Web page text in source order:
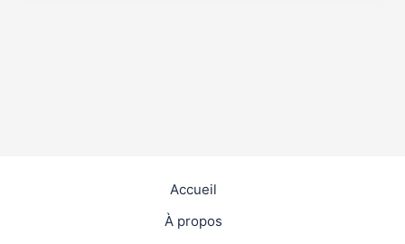
Accueil
À propos